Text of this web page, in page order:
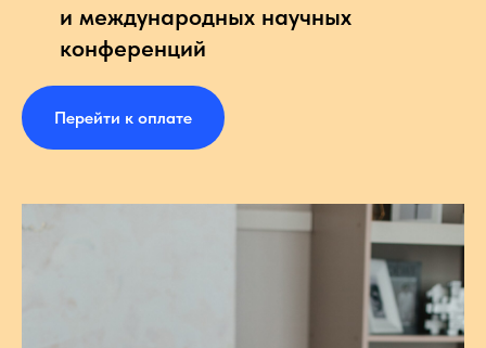
и международных научных
конференций
Перейти к оплате